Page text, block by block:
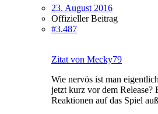
23. August 2016
Offizieller Beitrag
#3.487
Zitat von Mecky79
Wie nervös ist man
jetzt kurz vor dem Release?
Reaktionen auf das Spiel